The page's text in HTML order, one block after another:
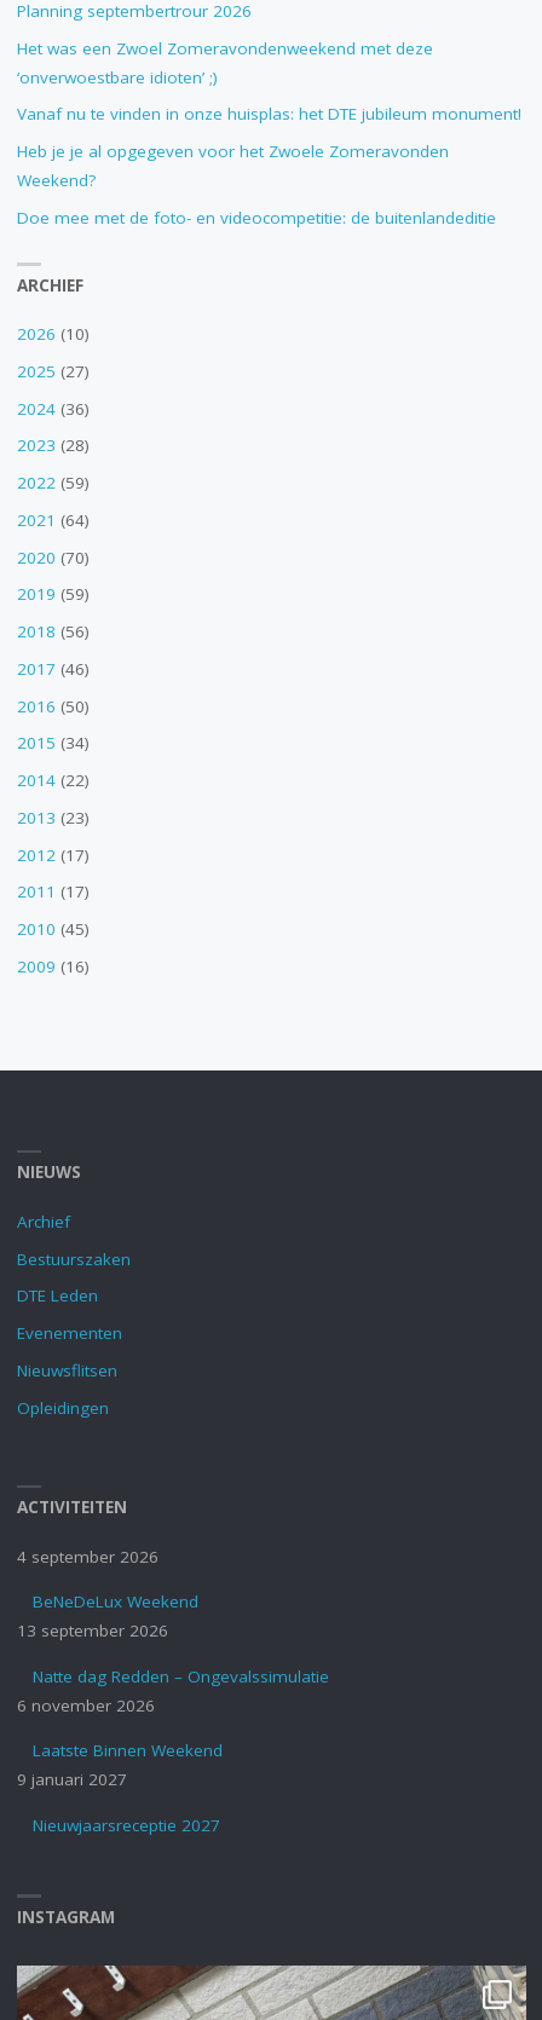
DTE
POLO"
Planning septembertrour 2026
Het was een Zwoel Zomeravondenweekend met deze
‘onverwoestbare idioten’ ;)
Vanaf nu te vinden in onze huisplas: het DTE jubileum monument!
Heb je je al opgegeven voor het Zwoele Zomeravonden
Weekend?
Doe mee met de foto- en videocompetitie: de buitenlandeditie
ARCHIEF
2026 (10)
2025 (27)
2024(36)
2023 (28)
2022(59)
2021 (64)
2020 (70)
2019 (59)
2018 (56)
2017 (46)
2016 (50)
2015 (34)
2014(22)
2013 (23)
2012(17)
2011 (17)
2010 (45)
2009 (16)
NIEUWS
Archief
Bestuurszaken
DTE Leden
Evenementen
Nieuwsflitsen
Opleidingen
ACTIVITEITEN
4 september 2026
BeNeDeLux Weekend
13 september 2026
Natte dag Redden – Ongevalssimulatie
6 november 2026
Laatste Binnen Weekend
9 januari 2027
Nieuwjaarsreceptie 2027
INSTAGRAM